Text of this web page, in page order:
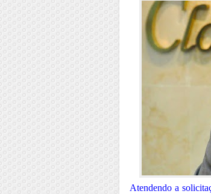
Atendendo a